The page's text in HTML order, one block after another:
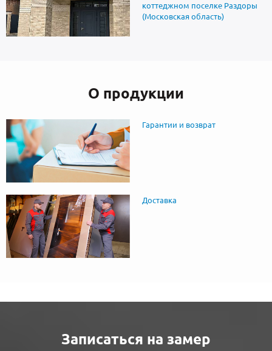
коттеджном поселке Раздоры
(Московская область)
О продукции
Гарантии и возврат
Доставка
Записаться на замер